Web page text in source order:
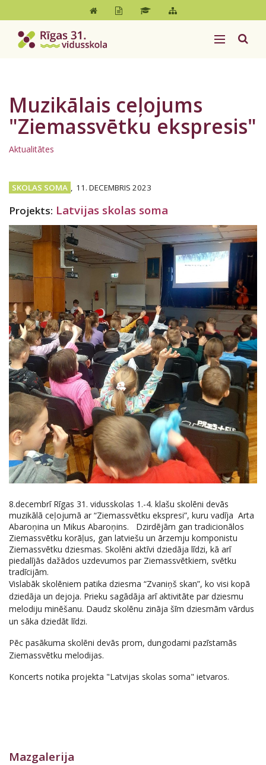
Muzikālais ceļojums
"Ziemassvētku ekspresis"
Aktualitātes
SKOLAS SOMA , 11. DECEMBRIS 2023
Projekts: Latvijas skolas soma
8.decembrī Rīgas 31. vidusskolas 1.-4. klašu skolēni devās
muzikālā ceļojumā ar “Ziemassvētku ekspresi”, kuru vadīja Arta
Abaroņina un Mikus Abaroņins. Dzirdējām gan tradicionālos
Ziemassvētku korāļus, gan latviešu un ārzemju komponistu
Ziemassvētku dziesmas. Skolēni aktīvi dziedāja līdzi, kā arī
piedalījās dažādos uzdevumos par Ziemassvētkiem, svētku
tradīcijām.
Vislabāk skolēniem patika dziesma “Zvaniņš skan”, ko visi kopā
dziedāja un dejoja. Prieku sagādāja arī aktivitāte par dziesmu
melodiju minēšanu. Daudz skolēnu zināja šīm dziesmām vārdus
un sāka dziedāt līdzi.
Pēc pasākuma skolēni devās prom, dungodami pazīstamās
Ziemassvētku melodijas.
Koncerts notika projekta "Latvijas skolas soma" ietvaros.
Mazgalerija